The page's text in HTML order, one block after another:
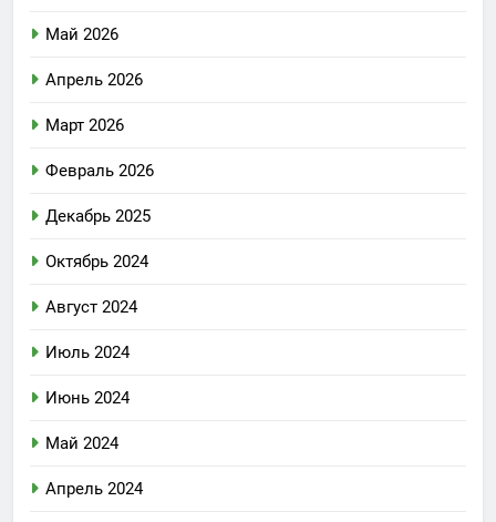
Май 2026
Апрель 2026
Март 2026
Февраль 2026
Декабрь 2025
Октябрь 2024
Август 2024
Июль 2024
Июнь 2024
Май 2024
Апрель 2024